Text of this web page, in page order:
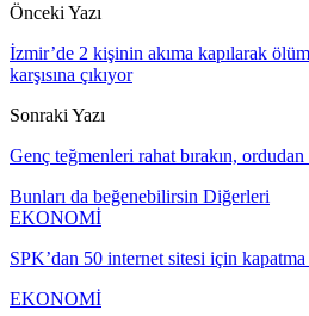
Önceki Yazı
İzmir’de 2 kişinin akıma kapılarak
karşısına çıkıyor
Sonraki Yazı
Genç teğmenleri rahat bırakın,
Bunları da beğenebilirsin Diğerleri
EKONOMİ
SPK’dan 50 internet sitesi için
EKONOMİ